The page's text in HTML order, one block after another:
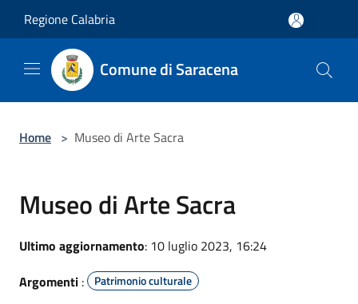
Regione Calabria
Comune di Saracena
Home > Museo di Arte Sacra
Museo di Arte Sacra
Ultimo aggiornamento: 10 luglio 2023, 16:24
Argomenti : Patrimonio culturale